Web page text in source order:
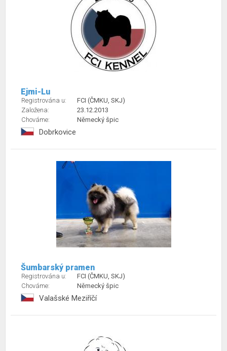
Ejmi-Lu
Registrována u:
FCI (ČMKU, SKJ)
Založena:
23.12.2013
Chováme:
Německý špic
Dobrkovice
Šumbarský pramen
Registrována u:
FCI (ČMKU, SKJ)
Chováme:
Německý špic
Valašské Meziříčí